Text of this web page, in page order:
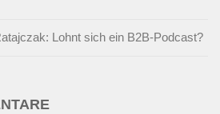
Lohnt sich ein B2B-Podcast?